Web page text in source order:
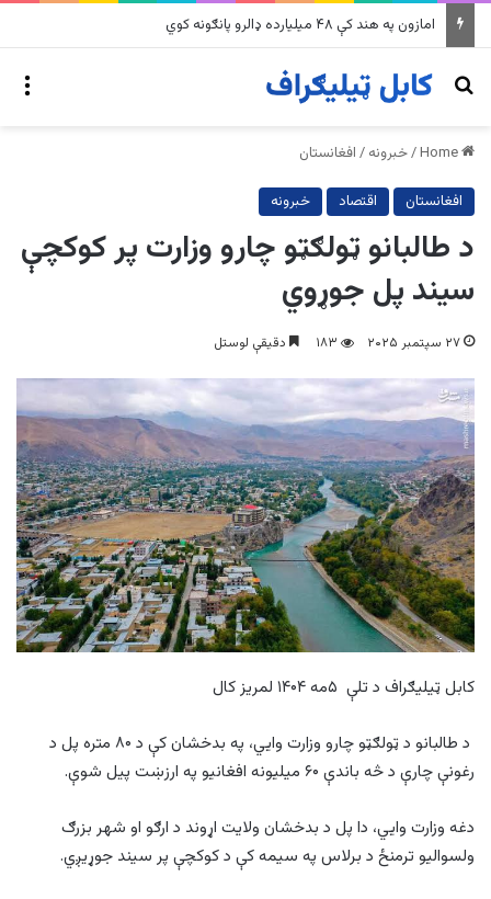
امازون په هند کې ۴۸ میلیارده ډالرو پانګونه کوي
Search for
/خبرونه / افغانستان
افغانستان اقتصاد خبرونه
د طالبانو ټولګټو چارو وزارت پر کوکچې
سیند پل جوړوي
۲۷ سپتمبر ۲۰۲۵ ۱۸۳ دقیقې لوستل
کابل ټیلیګراف د تلې ۵مه ۱۴۰۴ لمریز کال
د طالبانو د ټولګټو چارو وزارت وايي، په بدخشان کې د ۸۰ متره پل د
رغونې چارې د څه باندې ۶۰ میلیونه افغانیو په ارزښت پیل شوې.
دغه وزارت وايي، دا پل د بدخشان ولایت اړوند د ارګو او شهر بزرګ
ولسوالیو ترمنځ د برلاس په سیمه کې د کوکچې پر سیند جوړیږي.